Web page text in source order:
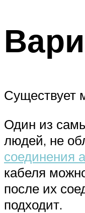
Существует
Один из
людей, не
соединения
кабеля
после их
подходит.